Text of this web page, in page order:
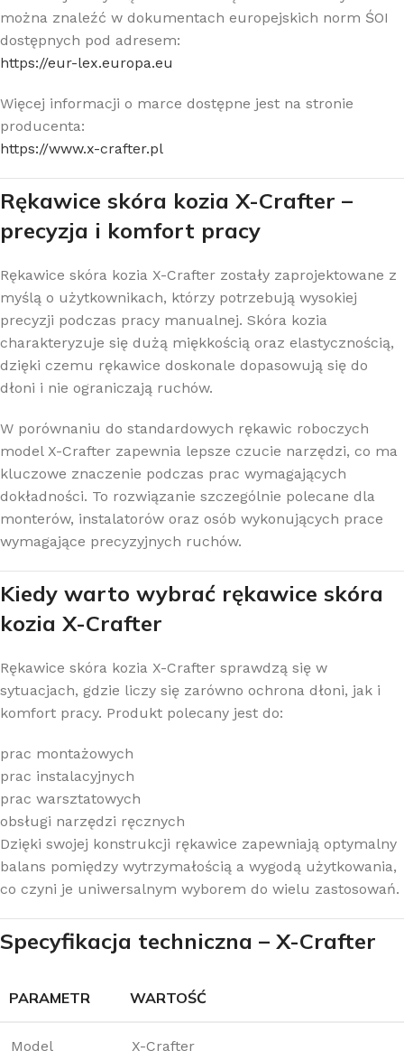
można znaleźć w dokumentach europejskich norm ŚOI
dostępnych pod adresem:
https://eur-lex.europa.eu
Więcej informacji o marce dostępne jest na stronie
producenta:
https://www.x-crafter.pl
Rękawice skóra kozia X-Crafter –
precyzja i komfort pracy
Rękawice skóra kozia X-Crafter zostały zaprojektowane z
myślą o użytkownikach, którzy potrzebują wysokiej
precyzji podczas pracy manualnej. Skóra kozia
charakteryzuje się dużą miękkością oraz elastycznością,
dzięki czemu rękawice doskonale dopasowują się do
dłoni i nie ograniczają ruchów.
W porównaniu do standardowych rękawic roboczych
model X-Crafter zapewnia lepsze czucie narzędzi, co ma
kluczowe znaczenie podczas prac wymagających
dokładności. To rozwiązanie szczególnie polecane dla
monterów, instalatorów oraz osób wykonujących prace
wymagające precyzyjnych ruchów.
Kiedy warto wybrać rękawice skóra
kozia X-Crafter
Rękawice skóra kozia X-Crafter sprawdzą się w
sytuacjach, gdzie liczy się zarówno ochrona dłoni, jak i
komfort pracy. Produkt polecany jest do:
prac montażowych
prac instalacyjnych
prac warsztatowych
obsługi narzędzi ręcznych
Dzięki swojej konstrukcji rękawice zapewniają optymalny
balans pomiędzy wytrzymałością a wygodą użytkowania,
co czyni je uniwersalnym wyborem do wielu zastosowań.
Specyfikacja techniczna – X-Crafter
PARAMETR WARTOŚĆ
Model X-Crafter